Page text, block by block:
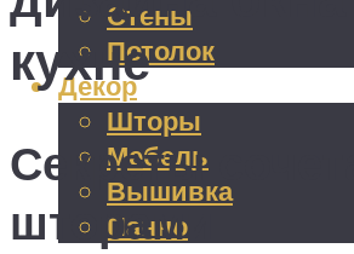
Стены
Потолок
Декор
Шторы
Мебель
Вышивка
Панно
кухне
Секреты
шторами